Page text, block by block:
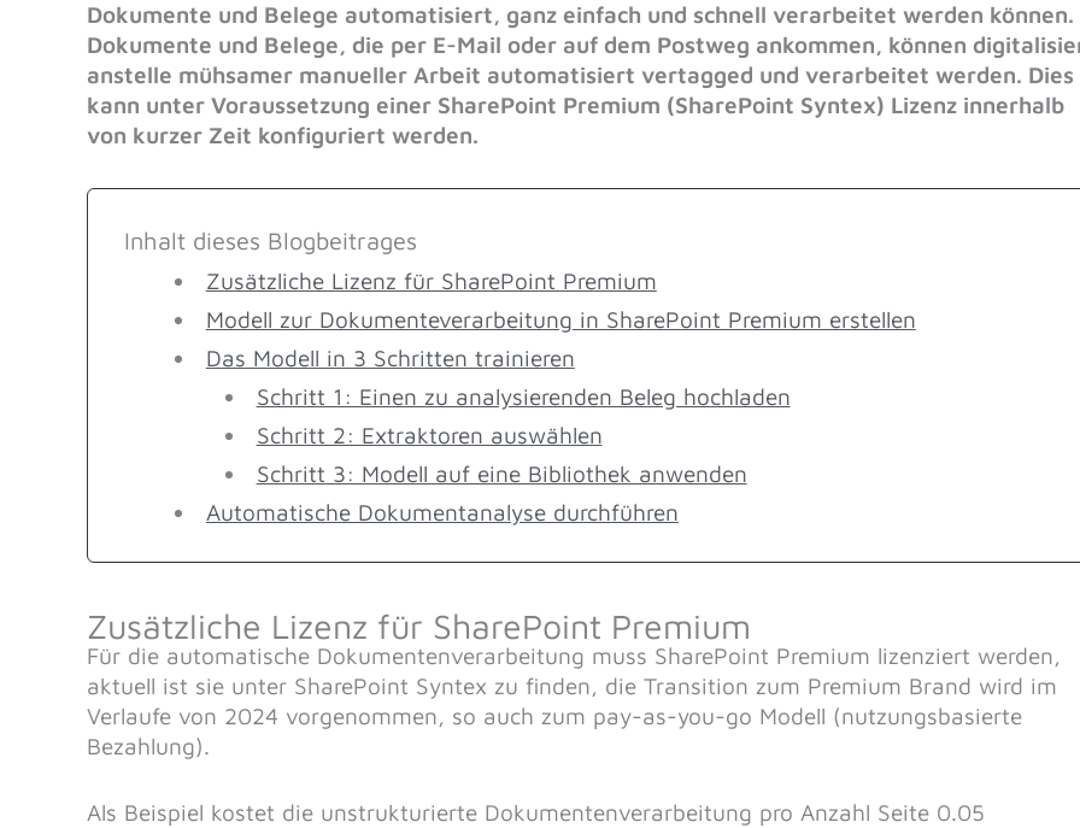
Dokumente und Belege automatisiert, ganz einfach und schnell verarbeitet werden können.
Dokumente und Belege, die per E-Mail oder auf dem Postweg ankommen, können
anstelle mühsamer manueller Arbeit automatisiert vertagged und verarbeitet werden. Dies
kann unter Voraussetzung einer SharePoint Premium (SharePoint Syntex) Lizenz innerhalb
von kurzer Zeit konfiguriert werden.
Inhalt dieses Blogbeitrages
Zusätzliche Lizenz für SharePoint Premium
Modell zur Dokumenteverarbeitung in SharePoint Premium erstellen
Das Modell in 3 Schritten trainieren
Schritt 1: Einen zu analysierenden Beleg hochladen
Schritt 2: Extraktoren auswählen
Schritt 3: Modell auf eine Bibliothek anwenden
Automatische Dokumentanalyse durchführen
Zusätzliche Lizenz für SharePoint Premium
Für die automatische Dokumentenverarbeitung muss SharePoint Premium lizenziert werden,
aktuell ist sie unter SharePoint Syntex zu finden, die Transition zum Premium Brand wird im
Verlaufe von 2024 vorgenommen, so auch zum pay-as-you-go Modell (nutzungsbasierte
Bezahlung).
Als Beispiel kostet die unstrukturierte Dokumentenverarbeitung pro Anzahl Seite 0.05